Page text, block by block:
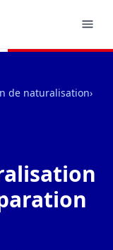
de naturalisation›